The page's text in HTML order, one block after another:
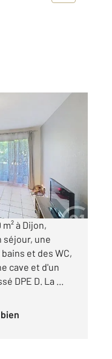
à Dijon,
séjour, une
et des WC,
cave et d'un
DPE D. La ...